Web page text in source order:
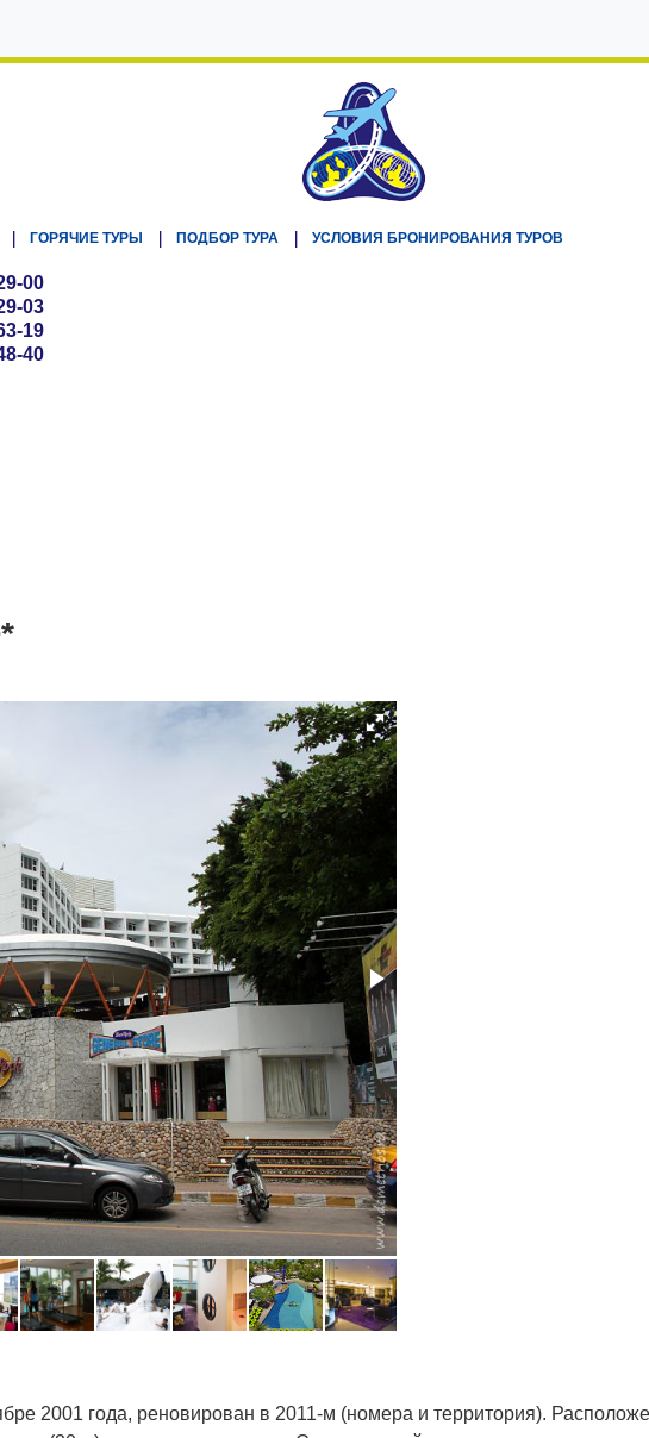
ГОРЯЧИЕ ТУРЫ ПОДБОР ТУРА УСЛОВИЯ БРОНИРОВАНИЯ ТУРОВ
00
03
19
40
2001 года, реновирован в 2011-м (номера и территория).